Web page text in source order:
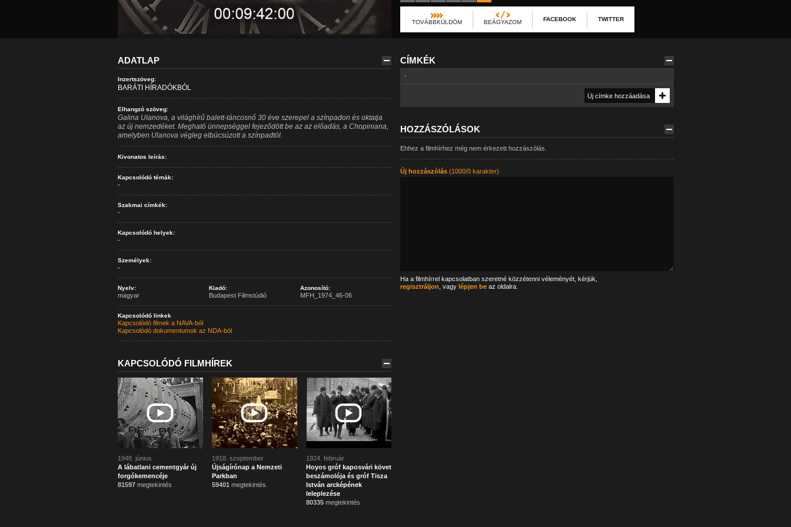
TOVÁBBKÜLDÖM BEÁGYAZOM FACEBOOK TWITTER
ADATLAP
Inzertszöveg:
BARÁTI HÍRADÓKBÓL
Elhangzó szöveg:
Galina Ulanova, a világhírű balett-táncosnő 30 éve szerepel a színpadon és oktatja
az új nemzedéket. Megható ünnepséggel fejeződött be az az előadás, a Chopiniana,
amelyben Ulanova végleg elbúcsúzott a színpadtól.
Kivonatos leírás:
Kapcsolódó témák:
-
Szakmai címkék:
-
Kapcsolódó helyek:
-
Személyek:
-
Nyelv:
magyar
Kiadó:
Budapest Filmstúdió
Azonosító:
MFH_1974_46-06
Kapcsolódó linkek
Kapcsolódó filmek a NAVA-ból
Kapcsolódó dokumentumok az NDA-ból
KAPCSOLÓDÓ FILMHÍREK
1948. június
A lábatlani cementgyár új
forgókemencéje
81597megtekintés
1918. szeptember
Újságírónap a Nemzeti
Parkban
59401 megtekintés
1924. február
Hoyos gróf kaposvári követ
beszámolója és gróf Tisza
István arcképének
leleplezése
80335megtekintés
CÍMKÉK
-
HOZZÁSZÓLÁSOK
Ehhez a filmhírhez még nem érkezett hozzászólás.
Új hozzászólás(1000/0 karakter)
Ha a filmhírrel kapcsolatban szeretné közzétenni véleményét, kérjük,
regisztráljon , vagy lépjen beaz oldalra.